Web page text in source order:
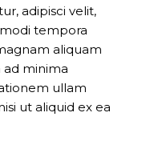
adipisci velit,
tempora
aliquam
minima
ullam
ut aliquid ex ea